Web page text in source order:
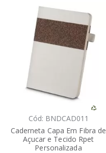
Cód: BNDCAD011
Caderneta Capa Em Fibra de
Açucar e Tecido Rpet
Personalizada